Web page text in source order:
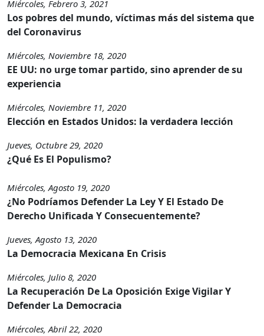
Miércoles, Febrero 3, 2021
Los pobres del mundo, víctimas más del sistema que
del Coronavirus
Miércoles, Noviembre 18, 2020
EE UU: no urge tomar partido, sino aprender de su
experiencia
Miércoles, Noviembre 11, 2020
Elección en Estados Unidos: la verdadera lección
Jueves, Octubre 29, 2020
¿Qué Es El Populismo?
Miércoles, Agosto 19, 2020
¿No Podríamos Defender La Ley Y El Estado De
Derecho Unificada Y Consecuentemente?
Jueves, Agosto 13, 2020
La Democracia Mexicana En Crisis
Miércoles, Julio 8, 2020
La Recuperación De La Oposición Exige Vigilar Y
Defender La Democracia
Miércoles, Abril 22, 2020